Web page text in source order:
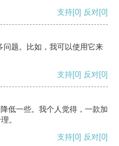
支持[0] 反对[0]
题。比如，我可以使用它来
支持[0] 反对[0]
低一些。我个人觉得，一款加
。
支持[0] 反对[0]